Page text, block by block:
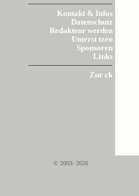
Kontakt & Infos
Datenschutz
Redakteur werden
Unterst tzen
Sponsoren
Links
Zur ck
© 2003- 2026